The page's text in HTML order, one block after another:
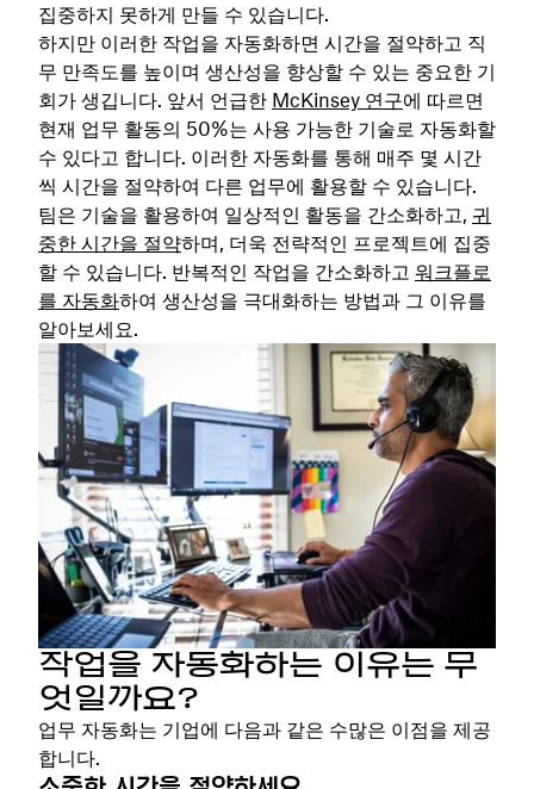
집중하지 못하게 만들 수 있습니다.
하지만 이러한 작업을 자동화하면 시간을 절약하고 직
무 만족도를 높이며 생산성을 향상할 수 있는 중요한 기
회가 생깁니다. 앞서 언급한 McKinsey 연구에 따르면
현재 업무 활동의 50%는 사용 가능한 기술로 자동화할
수 있다고 합니다. 이러한 자동화를 통해 매주 몇 시간
씩 시간을 절약하여 다른 업무에 활용할 수 있습니다.
팀은 기술을 활용하여 일상적인 활동을 간소화하고, 귀
중한 시간을 절약하며, 더욱 전략적인 프로젝트에 집중
할 수 있습니다. 반복적인 작업을 간소화하고 워크플로
를 자동화하여 생산성을 극대화하는 방법과 그 이유를
알아보세요.
작업을 자동화하는 이유는 무
엇일까요?
업무 자동화는 기업에 다음과 같은 수많은 이점을 제공
합니다.